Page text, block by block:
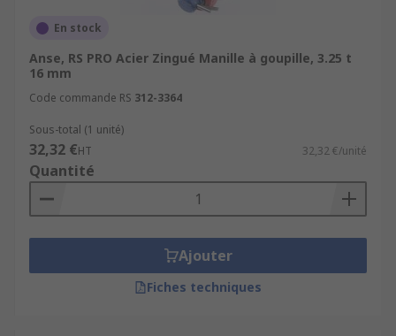
En stock
Anse, RS PRO Acier Zingué Manille à goupille, 3.25 t
16 mm
Code commande RS 312-3364
Sous-total (1 unité)
32,32 €HT 32,32 €/unité
Quantité
Ajouter
Fiches techniques